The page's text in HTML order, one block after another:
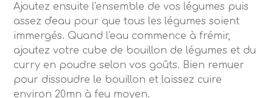
Ajoutez ensuite l'ensemble de vos légumes puis
assez d'eau pour que tous les légumes soient
immergés. Quand l'eau commence à frémir,
ajoutez votre cube de bouillon de légumes et du
curry en poudre selon vos goûts. Bien remuer
pour dissoudre le bouillon et laissez cuire
environ 20mn à feu moyen.